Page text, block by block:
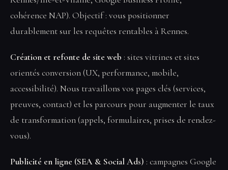
cohérence NAP). Objectif : vous positionner
durablement sur les requêtes rentables à Rennes.
Création et refonte de site web : sites vitrines et sites
orientés conversion (UX, performance, mobile,
accessibilité). Nous travaillons vos pages clés (services,
preuves, contact) et les parcours pour augmenter le taux
de transformation (appels, formulaires, prises de rendez-
vous).
Publicité en ligne (SEA & Social Ads) : campagnes Google